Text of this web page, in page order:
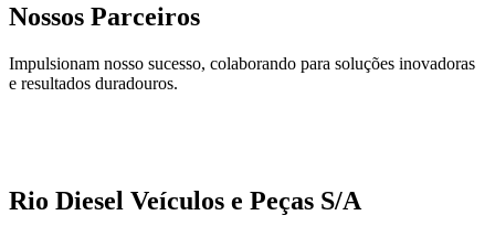
Nossos Parceiros
Impulsionam nosso sucesso, colaborando para soluções inovadoras
e resultados duradouros.
Rio Diesel Veículos e Peças S/A